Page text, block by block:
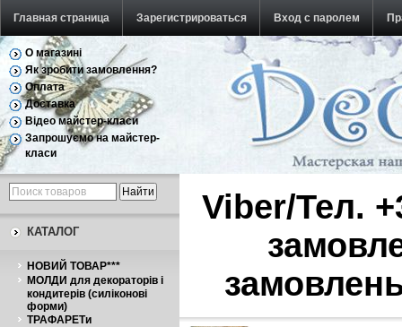
Главная страница Зарегистрироваться Вход с паролем
Обратная связь
О магазині
Як зробити замовлення?
Оплата
Доставка
Відео майстер-класи
Запрошуємо на майстер-
класи
КАТАЛОГ
НОВИЙ ТОВАР***
МОЛДИ для декораторів і
кондитерів (силіконові
форми)
ТРАФАРЕТи
Viber/Тел.